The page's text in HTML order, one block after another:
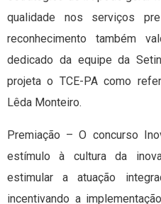
qualidade nos serviços
reconhecimento também
dedicado da equipe da
projeta o TCE-PA como
Lêda Monteiro.
Premiação – O concurso
estímulo à cultura da
estimular a atuação
incentivando a